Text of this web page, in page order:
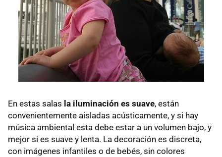
En estas salas la iluminación es suave, están
convenientemente aisladas acústicamente, y si hay
música ambiental esta debe estar a un volumen bajo, y
mejor si es suave y lenta. La decoración es discreta,
con imágenes infantiles o de bebés, sin colores